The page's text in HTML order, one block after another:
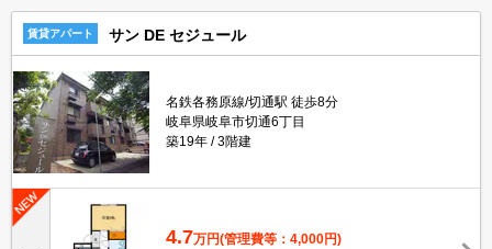
賃貸アパート サン DE セジュール
名鉄各務原線/切通駅 徒歩8分
岐阜県岐阜市切通6丁目
築19年
3階建
4.7万円(管理費等：4,000円)